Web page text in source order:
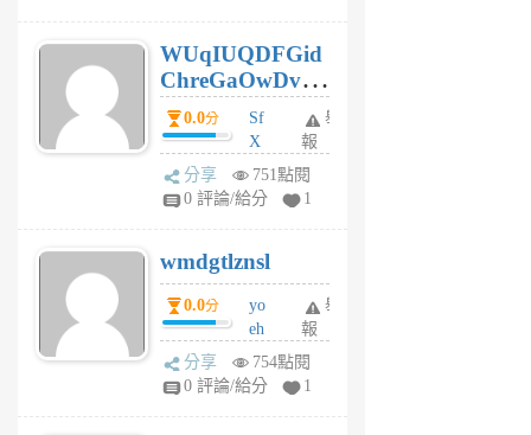
個
月
前
WUqIUQDFGid
ChreGaOwDv
dY0.0分
Sf
X
Pe
Jc
R
P
m
v
A
V
舉
報
分享
751點閱
0 評論/給分
1
wmdgtlznsl
0.0分
yo
eh
ld
gy
舉
報
分享
754點閱
0 評論/給分
1